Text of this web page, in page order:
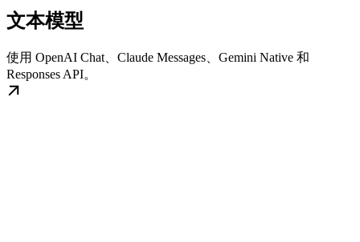
文本模型
使用 OpenAI Chat、Claude Messages、Gemini Native 和
Responses API。